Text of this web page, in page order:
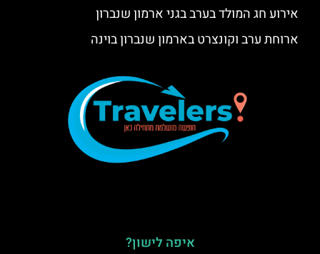
אירוע חג המולד בערב בגני ארמון שנברון
ארוחת ערב וקונצרט בארמון שנברון בוינה
איפה לישון?